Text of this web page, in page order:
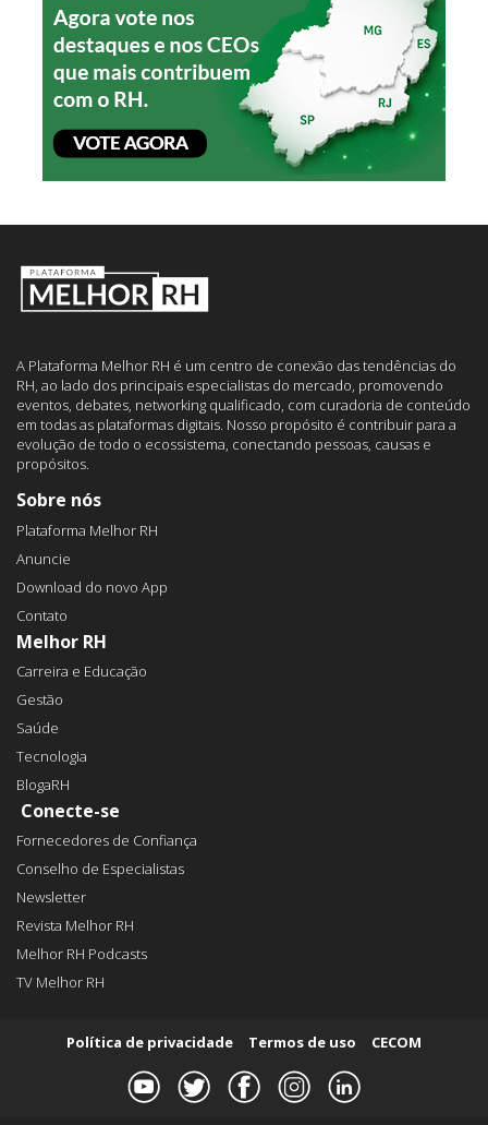
A Plataforma Melhor RH é um centro de conexão das tendências do
RH, ao lado dos principais especialistas do mercado, promovendo
eventos, debates, networking qualificado, com curadoria de conteúdo
em todas as plataformas digitais. Nosso propósito é contribuir para a
evolução de todo o ecossistema, conectando pessoas, causas e
propósitos.
Sobre nós
Plataforma Melhor RH
Anuncie
Download do novo App
Contato
Melhor RH
Carreira e Educação
Gestão
Saúde
Tecnologia
BlogaRH
Conecte-se
Fornecedores de Confiança
Conselho de Especialistas
Newsletter
Revista Melhor RH
Melhor RH Podcasts
TV Melhor RH
Política de privacidade Termos de uso CECOM